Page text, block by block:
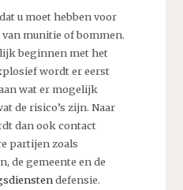
u moet hebben voor
munitie of bommen.
beginnen met het
wordt er eerst
wat er mogelijk
de risico’s zijn. Naar
dan ook contact
partijen zoals
de gemeente en de
defensie.